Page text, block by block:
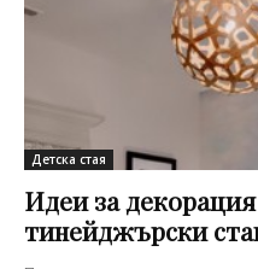
Детска стая
Идеи за декорация
тинейджърски